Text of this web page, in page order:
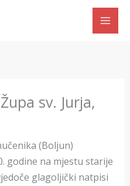
sv. Jurja,
(Boljun)
godine na mjestu starije
glagoljički natpisi